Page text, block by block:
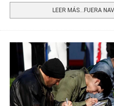
LEER MÁS…FUERA